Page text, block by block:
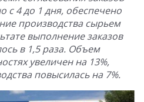
с 4 до 1 дня, обеспечено
производства сырьем
выполнение заказов
в 1,5 раза. Объем
увеличен на 13%,
повысилась на 7%.